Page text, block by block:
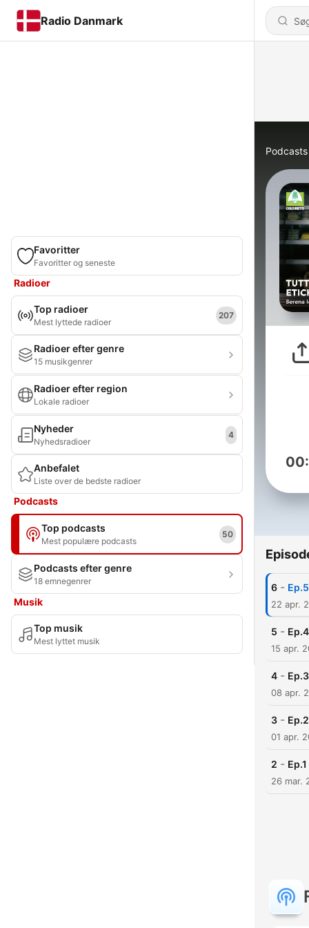
Radio Danmark
Favoritter
Favoritter og seneste
Radioer
Top radioer
Mest lyttede radioer
207
Radioer efter genre
15 musikgenrer
Radioer efter region
Lokale radioer
Nyheder
Nyhedsradioer
4
Anbefalet
Liste over de bedste radioer
Podcasts
Top podcasts
Mest populære podcasts
50
Podcasts efter genre
18 emnegenrer
Musik
Top musik
Mest lyttet musik
Podcasts
6 -
22 apr.
5 -
15 apr.
4 -
08 apr.
3 -
01 apr.
2 -
26 mar.